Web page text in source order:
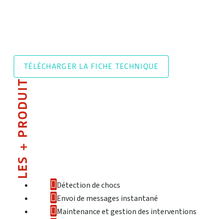
TÉLÉCHARGER LA FICHE TECHNIQUE
LES + PRODUIT
Détection de chocs
Envoi de messages instantané
Maintenance et gestion des interventions